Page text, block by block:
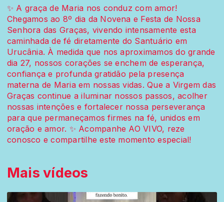
Mais vídeos
✨ A graça de Maria nos conduz com amor!
Chegamos ao 8º dia da Novena e Festa de Nossa
Senhora das Graças, vivendo intensamente esta
caminhada de fé diretamente do Santuário em
Urucânia. À medida que nos aproximamos do grande
dia 27, nossos corações se enchem de esperança,
confiança e profunda gratidão pela presença
materna de Maria em nossas vidas. Que a Virgem das
Graças continue a iluminar nossos passos, acolher
nossas intenções e fortalecer nossa perseverança
para que permaneçamos firmes na fé, unidos em
oração e amor. ✨ Acompanhe AO VIVO, reze
conosco e compartilhe este momento especial!